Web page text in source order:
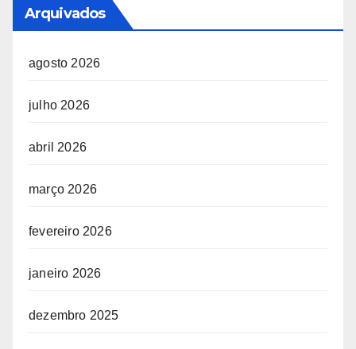
Arquivados
agosto 2026
julho 2026
abril 2026
março 2026
fevereiro 2026
janeiro 2026
dezembro 2025